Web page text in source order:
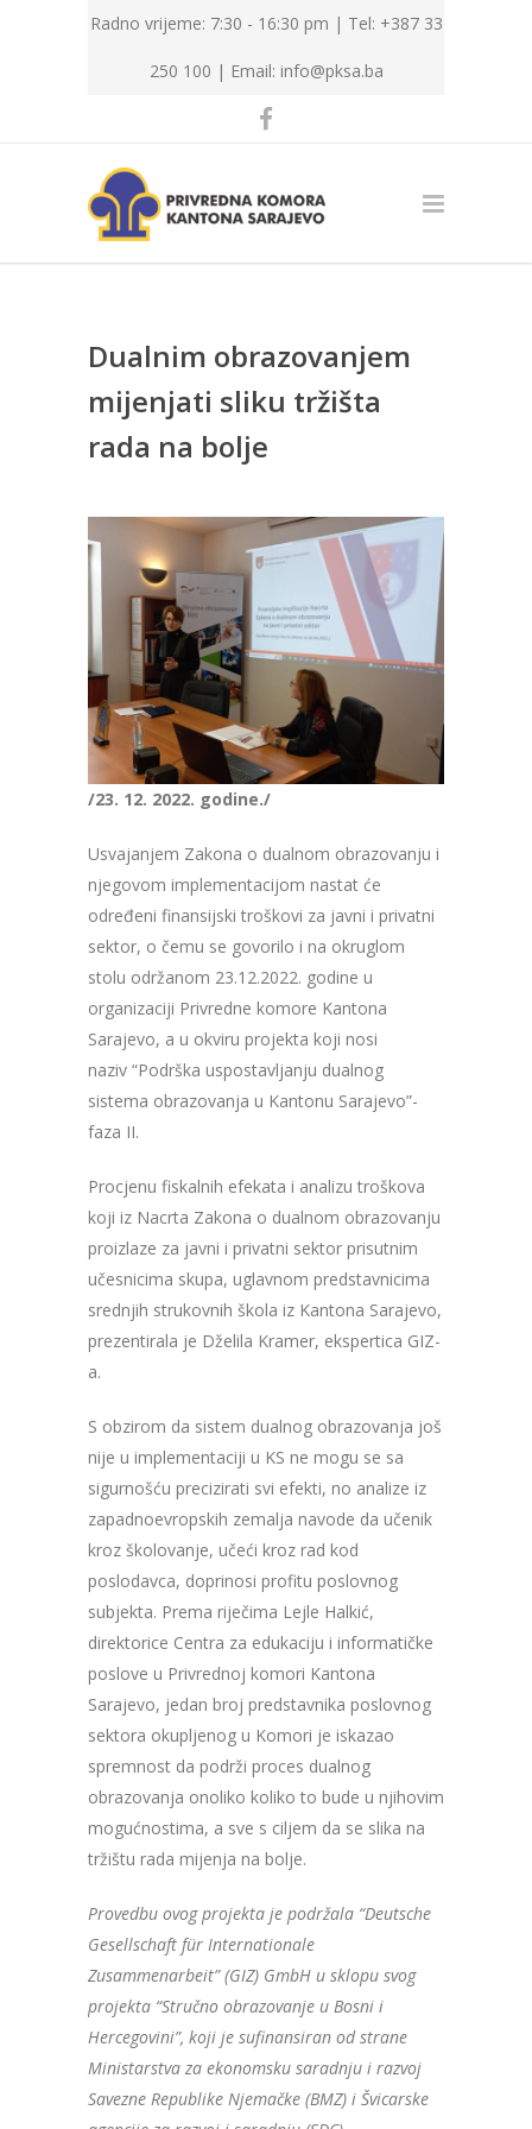
Radno vrijeme: 7:30 - 16:30 pm | Tel: +387 33
250 100 | Email: info@pksa.ba
Dualnim obrazovanjem
mijenjati sliku tržišta
rada na bolje
/23. 12. 2022. godine./
Usvajanjem Zakona o dualnom obrazovanju i
njegovom implementacijom nastat će
određeni finansijski troškovi za javni i privatni
sektor, o čemu se govorilo i na okruglom
stolu održanom 23.12.2022. godine u
organizaciji Privredne komore Kantona
Sarajevo, a u okviru projekta koji nosi
naziv “Podrška uspostavljanju dualnog
sistema obrazovanja u Kantonu Sarajevo”-
faza II.
Procjenu fiskalnih efekata i analizu troškova
koji iz Nacrta Zakona o dualnom obrazovanju
proizlaze za javni i privatni sektor prisutnim
učesnicima skupa, uglavnom predstavnicima
srednjih strukovnih škola iz Kantona Sarajevo,
prezentirala je Dželila Kramer, ekspertica GIZ-
a.
S obzirom da sistem dualnog obrazovanja još
nije u implementaciji u KS ne mogu se sa
sigurnošću precizirati svi efekti, no analize iz
zapadnoevropskih zemalja navode da učenik
kroz školovanje, učeći kroz rad kod
poslodavca, doprinosi profitu poslovnog
subjekta. Prema riječima Lejle Halkić,
direktorice Centra za edukaciju i informatičke
poslove u Privrednoj komori Kantona
Sarajevo, jedan broj predstavnika poslovnog
sektora okupljenog u Komori je iskazao
spremnost da podrži proces dualnog
obrazovanja onoliko koliko to bude u njihovim
mogućnostima, a sve s ciljem da se slika na
tržištu rada mijenja na bolje.
Provedbu ovog projekta je podržala “Deutsche
Gesellschaft für Internationale
Zusammenarbeit” (GIZ) GmbH u sklopu svog
projekta “Stručno obrazovanje u Bosni i
Hercegovini”, koji je sufinansiran od strane
Ministarstva za ekonomsku saradnju i razvoj
Savezne Republike Njemačke (BMZ) i Švicarske